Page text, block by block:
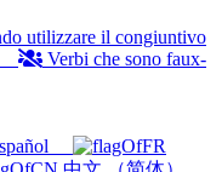
utilizzare il congiuntivo
Verbi che sono faux-